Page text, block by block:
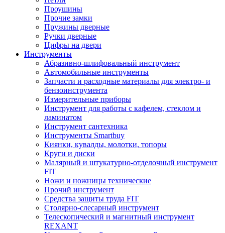
Проушины
Прочие замки
Пружины дверные
Ручки дверные
Цифры на двери
Инструменты
Абразивно-шлифовальный инструмент
Автомобильные инструменты
Запчасти и расходные материалы для электро- и
бензоинструмента
Измерительные приборы
Инструмент для работы с кафелем, стеклом и
ламинатом
Инструмент сантехника
Инструменты Smartbuy
Киянки, кувалды, молотки, топоры
Круги и диски
Малярный и штукатурно-отделочный инструмент
FIT
Ножи и ножницы технические
Прочий инструмент
Средства защиты труда FIT
Столярно-слесарный инструмент
Телескопический и магнитный инструмент
REXANT